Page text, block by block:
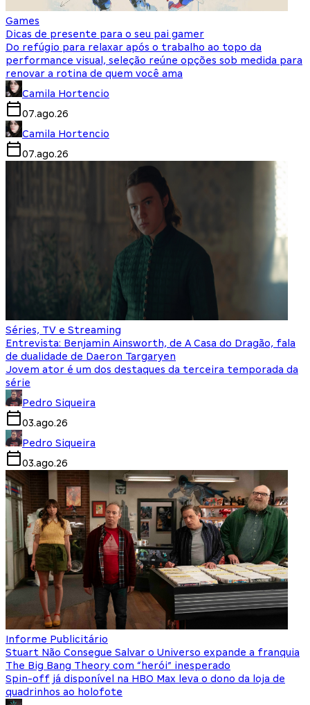
Games
Dicas de presente para o seu pai gamer
Do refúgio para relaxar após o trabalho ao topo da
performance visual, seleção reúne opções sob medida para
renovar a rotina de quem você ama
Camila Hortencio
07.ago.26
Camila Hortencio
07.ago.26
Séries, TV e Streaming
Entrevista: Benjamin Ainsworth, de A Casa do Dragão, fala
de dualidade de Daeron Targaryen
Jovem ator é um dos destaques da terceira temporada da
série
Pedro Siqueira
03.ago.26
Pedro Siqueira
03.ago.26
Informe Publicitário
Stuart Não Consegue Salvar o Universo expande a franquia
The Big Bang Theory com “herói” inesperado
Spin-off já disponível na HBO Max leva o dono da loja de
quadrinhos ao holofote